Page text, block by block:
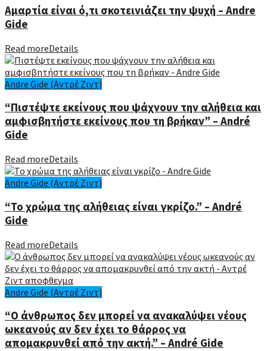
Αμαρτία είναι ό,τι σκοτεινιάζει την ψυχή – Andre
Gide
Read moreDetails
Andre Gide (Αντρέ Ζιντ)
“Πιστέψτε εκείνους που ψάχνουν την αλήθεια και
αμφισβητήστε εκείνους που τη βρήκαν” – André
Gide
Read moreDetails
Andre Gide (Αντρέ Ζιντ)
“Το χρώμα της αλήθειας είναι γκρίζο.” – André
Gide
Read moreDetails
Andre Gide (Αντρέ Ζιντ)
“Ο άνθρωπος δεν μπορεί να ανακαλύψει νέους
ωκεανούς αν δεν έχει το θάρρος να
απομακρυνθεί από την ακτή.” – André Gide